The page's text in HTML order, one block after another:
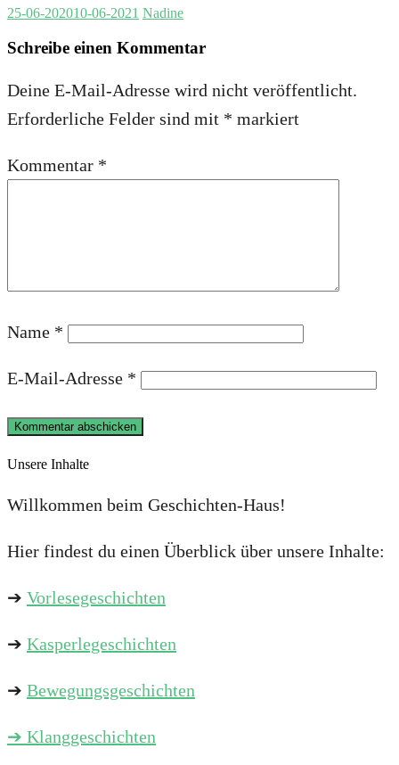
25-06-202010-06-2021 Nadine
Schreibe einen Kommentar
Deine E-Mail-Adresse wird nicht veröffentlicht.
Erforderliche Felder sind mit * markiert
Kommentar *
Name *
E-Mail-Adresse *
Unsere Inhalte
Willkommen beim Geschichten-Haus!
Hier findest du einen Überblick über unsere Inhalte:
➔ Vorlesegeschichten
➔ Kasperlegeschichten
➔ Bewegungsgeschichten
➔ Klanggeschichten